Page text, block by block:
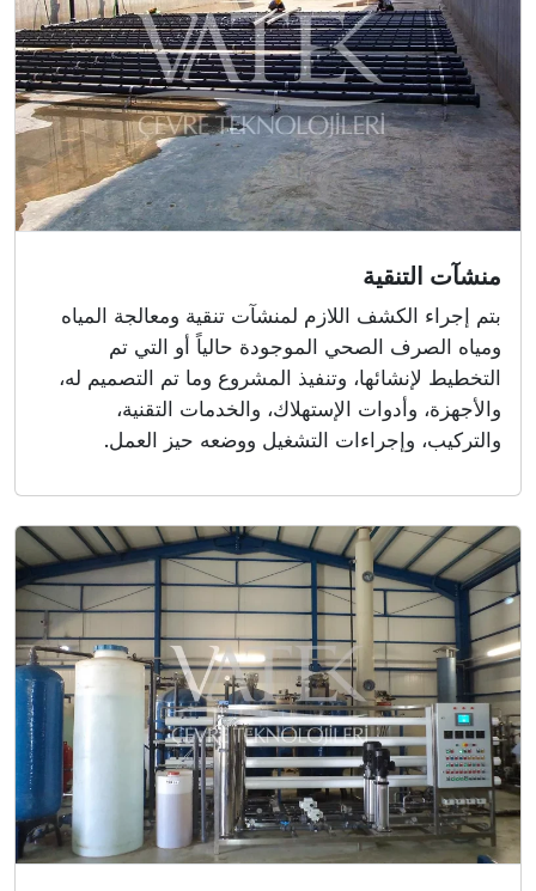
منشآت التنقية
بتم إجراء الكشف اللازم لمنشآت تنقية ومعالجة المياه
ومياه الصرف الصحي الموجودة حالياً أو التي تم
التخطيط لإنشائها، وتنفيذ المشروع وما تم التصميم له،
والأجهزة، وأدوات الإستهلاك، والخدمات التقنية،
والتركيب، وإجراءات التشغيل ووضعه حيز العمل.